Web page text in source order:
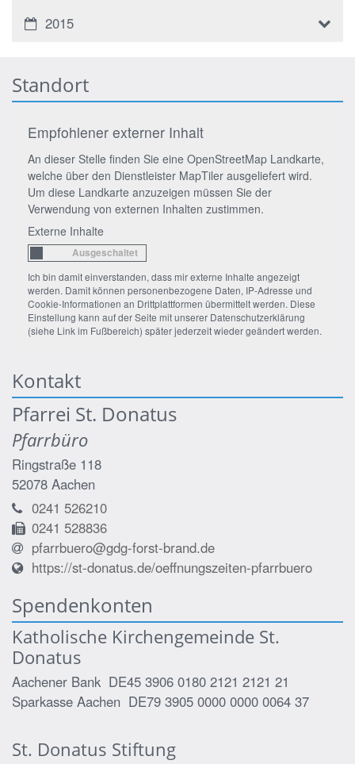
2015
Standort
Empfohlener externer Inhalt
An dieser Stelle finden Sie eine OpenStreetMap Landkarte,
welche über den Dienstleister MapTiler ausgeliefert wird.
Um diese Landkarte anzuzeigen müssen Sie der
Verwendung von externen Inhalten zustimmen.
Externe Inhalte
Ich bin damit einverstanden, dass mir externe Inhalte angezeigt
werden. Damit können personenbezogene Daten, IP-Adresse und
Cookie-Informationen an Drittplattformen übermittelt werden. Diese
Einstellung kann auf der Seite mit unserer Datenschutzerklärung
(siehe Link im Fußbereich) später jederzeit wieder geändert werden.
Kontakt
Pfarrei St. Donatus
Pfarrbüro
Ringstraße 118
52078 Aachen
0241 526210
0241 528836
pfarrbuero@gdg-forst-brand.de
https://st-donatus.de/oeffnungszeiten-pfarrbuero
Spendenkonten
Katholische Kirchengemeinde St.
Donatus
Aachener Bank DE45 3906 0180 2121 2121 21
Sparkasse Aachen DE79 3905 0000 0000 0064 37
St. Donatus Stiftung